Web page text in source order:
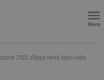
Menu
2022 slibuje levné teplo nebo